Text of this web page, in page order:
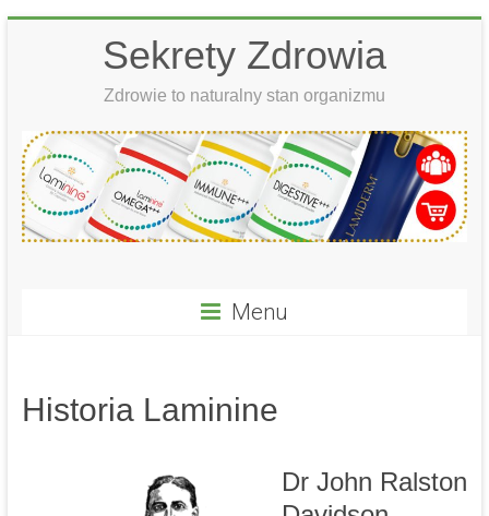
Sekrety Zdrowia
Zdrowie to naturalny stan organizmu
Menu
Historia Laminine
Dr John Ralston